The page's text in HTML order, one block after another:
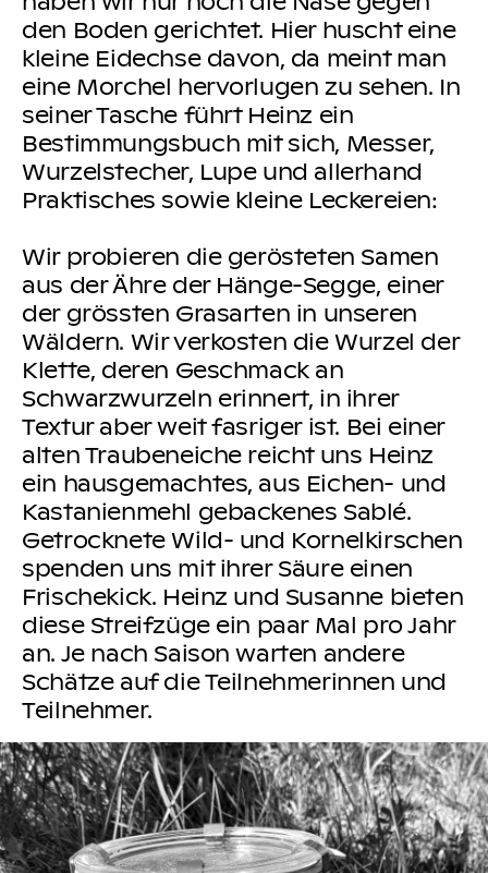
den Boden gerichtet. Hier huscht eine
kleine Eidechse davon, da meint man
eine Morchel hervorlugen zu sehen. In
seiner Tasche führt Heinz ein
Bestimmungsbuch mit sich, Messer,
Wurzelstecher, Lupe und allerhand
Praktisches sowie kleine Leckereien:
Wir probieren die gerösteten Samen
aus der Ähre der Hänge-Segge, einer
der grössten Grasarten in unseren
Wäldern. Wir verkosten die Wurzel der
Klette, deren Geschmack an
Schwarzwurzeln erinnert, in ihrer
Textur aber weit fasriger ist. Bei einer
alten Traubeneiche reicht uns Heinz
ein hausgemachtes, aus Eichen- und
Kastanienmehl gebackenes Sablé.
Getrocknete Wild- und Kornelkirschen
spenden uns mit ihrer Säure einen
Frischekick. Heinz und Susanne bieten
diese Streifzüge ein paar Mal pro Jahr
an. Je nach Saison warten andere
Schätze auf die Teilnehmerinnen und
Teilnehmer.